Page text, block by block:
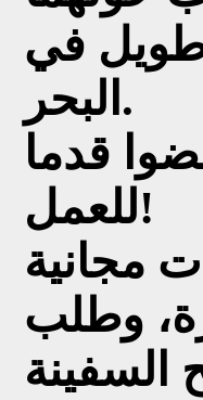
طويل في
البحر.
قدما
للعمل!
وطلب